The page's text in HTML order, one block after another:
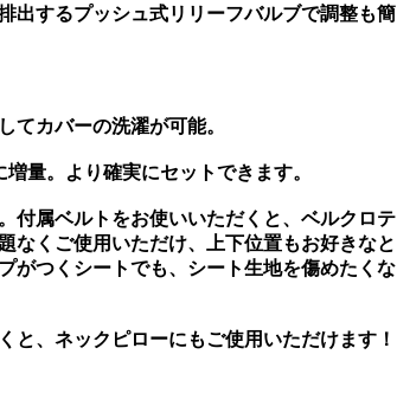
出するプッシュ式リリーフバルブで調整も簡
てカバーの洗濯が可能。
量。より確実にセットできます。
付属ベルトをお使いいただくと、ベルクロテ
なくご使用いただけ、上下位置もお好きなと
がつくシートでも、シート生地を傷めたくな
と、ネックピローにもご使用いただけます！